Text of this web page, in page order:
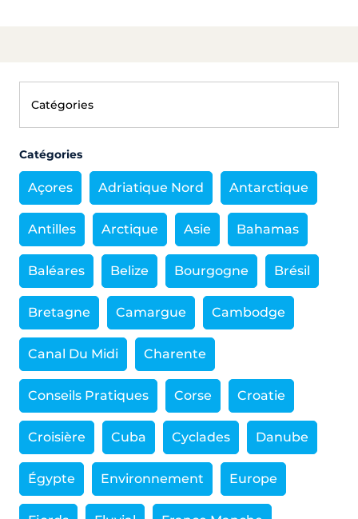
Catégories
Açores Adriatique Nord Antarctique
Antilles Arctique Asie Bahamas
Baléares Belize Bourgogne Brésil
Bretagne Camargue Cambodge
Canal Du Midi Charente
Conseils Pratiques Corse Croatie
Croisière Cuba Cyclades Danube
Égypte Environnement Europe